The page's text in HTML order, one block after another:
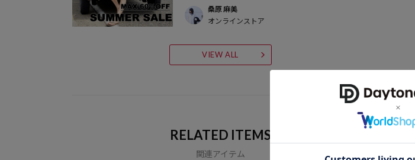
桑原 麻美
オンラインストア
VIEW ALL
RELATED ITEMS
関連アイテム